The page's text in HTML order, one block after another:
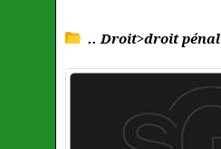
.. Droit>droit pénal